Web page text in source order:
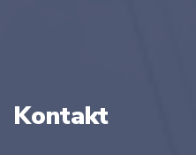
Kontakt